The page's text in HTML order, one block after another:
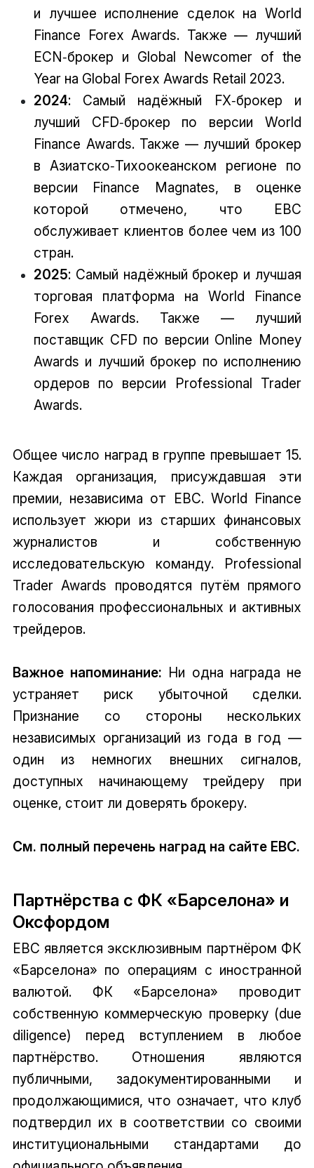
и лучшее исполнение сделок на World
Finance Forex Awards. Также — лучший
ECN‑брокер и Global Newcomer of the
Year на Global Forex Awards Retail 2023.
2024: Самый надёжный FX‑брокер и
лучший CFD‑брокер по версии World
Finance Awards. Также — лучший брокер
в Азиатско‑Тихоокеанском регионе по
версии Finance Magnates, в оценке
которой отмечено, что EBC
обслуживает клиентов более чем из 100
стран.
2025: Самый надёжный брокер и лучшая
торговая платформа на World Finance
Forex Awards. Также — лучший
поставщик CFD по версии Online Money
Awards и лучший брокер по исполнению
ордеров по версии Professional Trader
Awards.
Общее число наград в группе превышает 15.
Каждая организация, присуждавшая эти
премии, независима от EBC. World Finance
использует жюри из старших финансовых
журналистов и собственную
исследовательскую команду. Professional
Trader Awards проводятся путём прямого
голосования профессиональных и активных
трейдеров.
Важное напоминание: Ни одна награда не
устраняет риск убыточной сделки.
Признание со стороны нескольких
независимых организаций из года в год —
один из немногих внешних сигналов,
доступных начинающему трейдеру при
оценке, стоит ли доверять брокеру.
См. полный перечень наград на сайте EBC.
Партнёрства с ФК «Барселона» и
Оксфордом
EBC является эксклюзивным партнёром ФК
«Барселона» по операциям с иностранной
валютой. ФК «Барселона» проводит
собственную коммерческую проверку (due
diligence) перед вступлением в любое
партнёрство. Отношения являются
публичными, задокументированными и
продолжающимися, что означает, что клуб
подтвердил их в соответствии со своими
институциональными стандартами до